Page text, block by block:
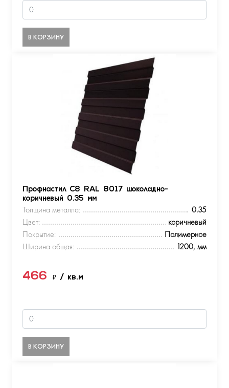
В КОРЗИНУ
Профнастил С8 RAL 8017 шоколадно-
коричневый 0.35 мм
Толщина металла:
0.35
Цвет:
коричневый
Покрытие:
Полимерное
Ширина общая:
1200, мм
466 ₽ / кв.м
В КОРЗИНУ